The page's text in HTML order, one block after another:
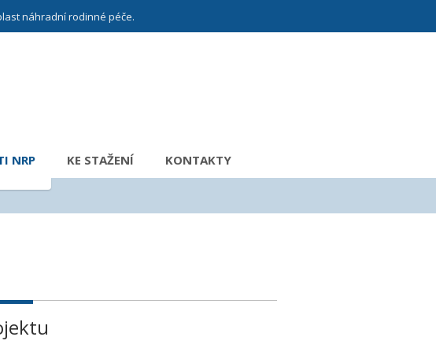
náhradní rodinné péče.
NRP KE STAŽENÍ KONTAKTY